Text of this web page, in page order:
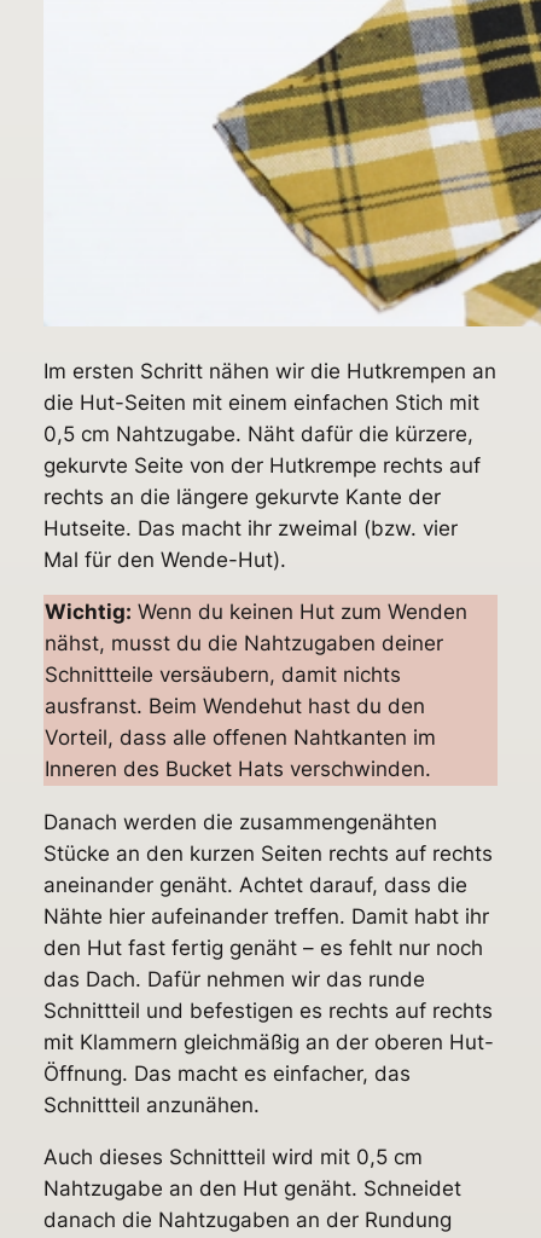
Im ersten Schritt nähen wir die Hutkrempen an
die Hut-Seiten mit einem einfachen Stich mit
0,5 cm Nahtzugabe. Näht dafür die kürzere,
gekurvte Seite von der Hutkrempe rechts auf
rechts an die längere gekurvte Kante der
Hutseite. Das macht ihr zweimal (bzw. vier
Mal für den Wende-Hut).
Wichtig: Wenn du keinen Hut zum Wenden
nähst, musst du die Nahtzugaben deiner
Schnittteile versäubern, damit nichts
ausfranst. Beim Wendehut hast du den
Vorteil, dass alle offenen Nahtkanten im
Inneren des Bucket Hats verschwinden.
Danach werden die zusammengenähten
Stücke an den kurzen Seiten rechts auf rechts
aneinander genäht. Achtet darauf, dass die
Nähte hier aufeinander treffen. Damit habt ihr
den Hut fast fertig genäht – es fehlt nur noch
das Dach. Dafür nehmen wir das runde
Schnittteil und befestigen es rechts auf rechts
mit Klammern gleichmäßig an der oberen Hut-
Öffnung. Das macht es einfacher, das
Schnittteil anzunähen.
Auch dieses Schnittteil wird mit 0,5 cm
Nahtzugabe an den Hut genäht. Schneidet
danach die Nahtzugaben an der Rundung